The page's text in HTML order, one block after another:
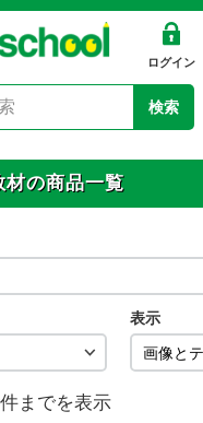
ログイン
検索
材の商品一覧
表示
までを表示